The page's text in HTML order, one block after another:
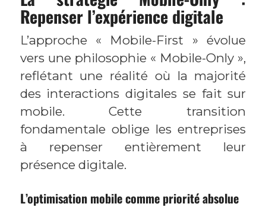
Repenser l’expérience digitale
L’approche « Mobile-First » évolue
vers une philosophie « Mobile-Only »,
reflétant une réalité où la majorité
des interactions digitales se fait sur
mobile. Cette transition
fondamentale oblige les entreprises
à repenser entièrement leur
présence digitale.
L’optimisation mobile comme priorité absolue